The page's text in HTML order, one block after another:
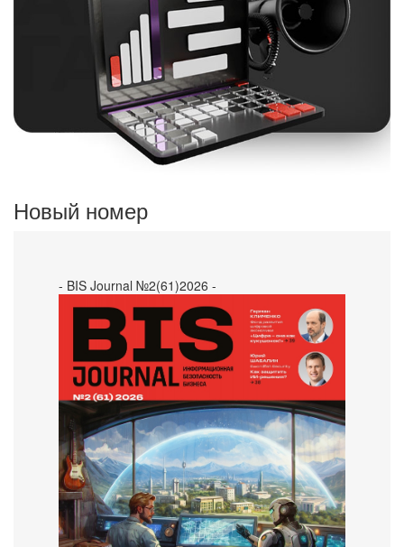
Новый номер
- BIS Journal №2(61)2026 -